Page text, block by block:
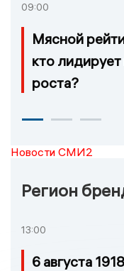
09:00
Мясной
кто
роста?
Новости СМИ2
Регион
13:00
6 августа